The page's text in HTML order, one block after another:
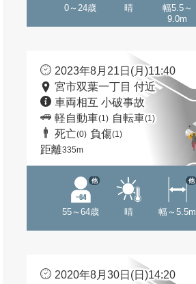
0～24歳 晴
幅5.5～
9.0m
2023年8月21日(月)11:40
宮市双葉一丁目 付近
車両相互 小破事故
軽自動車(1) 自転車(1)
死亡(0) 負傷(1)
距離335m
55～64歳
他
晴 幅～5.5m
他
2020年8月30日(日)14:20